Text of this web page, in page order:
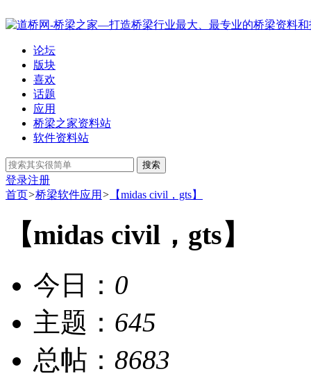
论坛
版块
喜欢
话题
应用
桥梁之家资料站
软件资料站
搜索
登录注册
首页>桥梁软件应用 > 【midas civil，gts】
【midas civil，gts】
今日： 0
主题： 645
总帖： 8683